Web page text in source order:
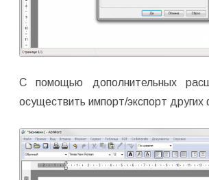
С помощью дополнительных
осуществить импорт/экспорт